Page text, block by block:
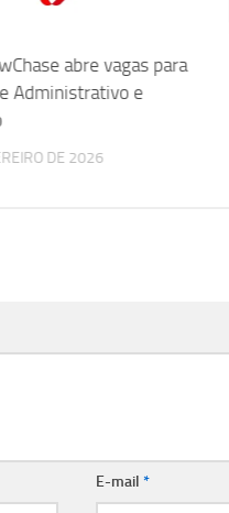
abre vagas para
Administrativo e
DE 2026
E-mail*